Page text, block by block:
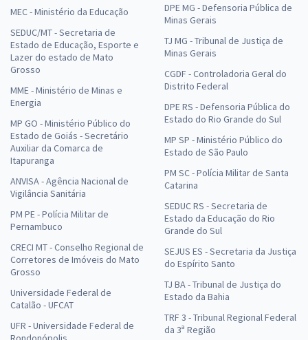
MEC - Ministério da Educação
SEDUC/MT - Secretaria de
Estado de Educação, Esporte e
Lazer do estado de Mato
Grosso
MME - Ministério de Minas e
Energia
MP GO - Ministério Público do
Estado de Goiás - Secretário
Auxiliar da Comarca de
Itapuranga
ANVISA - Agência Nacional de
Vigilância Sanitária
PM PE - Polícia Militar de
Pernambuco
CRECI MT - Conselho Regional de
Corretores de Imóveis do Mato
Grosso
Universidade Federal de
Catalão - UFCAT
UFR - Universidade Federal de
DPE MG - Defensoria Pública de
Minas Gerais
TJ MG - Tribunal de Justiça de
Minas Gerais
CGDF - Controladoria Geral do
Distrito Federal
DPE RS - Defensoria Pública do
Estado do Rio Grande do Sul
MP SP - Ministério Público do
Estado de São Paulo
PM SC - Polícia Militar de Santa
Catarina
SEDUC RS - Secretaria de
Estado da Educação do Rio
Grande do Sul
SEJUS ES - Secretaria da Justiça
do Espírito Santo
TJ BA - Tribunal de Justiça do
Estado da Bahia
TRF 3 - Tribunal Regional Federal
da 3ª Região